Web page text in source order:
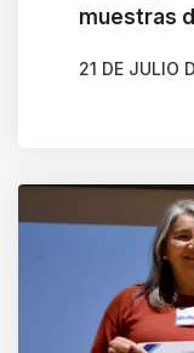
muestras
21 DE JULIO